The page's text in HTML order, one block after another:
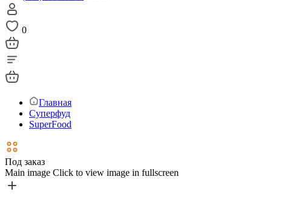
0
Главная
Суперфуд
SuperFood
Под заказ
Main image Click to view image in fullscreen